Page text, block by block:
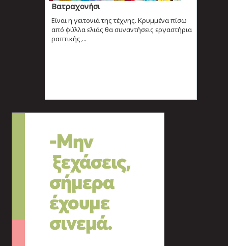
Βατραχονήσι
Είναι η γειτονιά της τέχνης. Κρυμμένα πίσω
από φύλλα ελιάς θα συναντήσεις εργαστήρια
ραπτικής,...